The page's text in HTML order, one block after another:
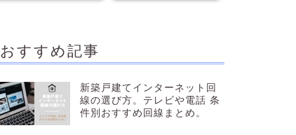
おすすめ記事
新築戸建てインターネット回
線の選び方。テレビや電話 条
件別おすすめ回線まとめ。